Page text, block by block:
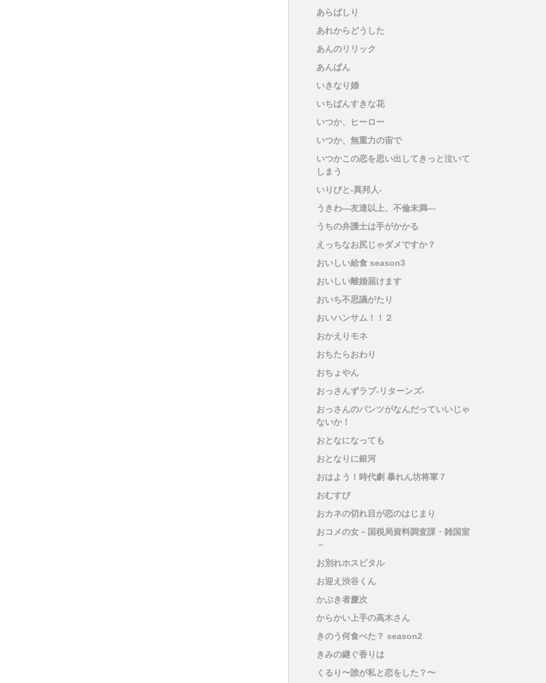
あらばしり
あれからどうした
あんのリリック
あんぱん
いきなり婚
いちばんすきな花
いつか、ヒーロー
いつか、無重力の宙で
いつかこの恋を思い出してきっと泣いて
しまう
いりびと-異邦人-
うきわ―友達以上、不倫未満―
うちの弁護士は手がかかる
えっちなお尻じゃダメですか？
おいしい給食 season3
おいしい離婚届けます
おいち不思議がたり
おいハンサム！！２
おかえりモネ
おちたらおわり
おちょやん
おっさんずラブ-リターンズ-
おっさんのパンツがなんだっていいじゃ
ないか！
おとなになっても
おとなりに銀河
おはよう！時代劇 暴れん坊将軍７
おむすび
おカネの切れ目が恋のはじまり
おコメの女－国税局資料調査課・雑国室
－
お別れホスピタル
お迎え渋谷くん
かぶき者慶次
からかい上手の高木さん
きのう何食べた？ season2
きみの継ぐ香りは
くるり〜誰が私と恋をした？〜